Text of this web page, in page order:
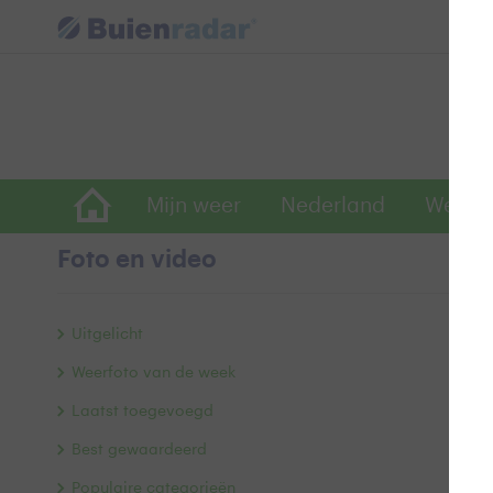
Mijn weer Nederland
Foto en video
Uitgelicht
Weerfoto van de week
Laatst toegevoegd
Best gewaardeerd
Populaire categorieën